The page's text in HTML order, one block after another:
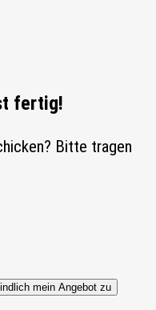
fertig!
Bitte tragen
mein Angebot zu